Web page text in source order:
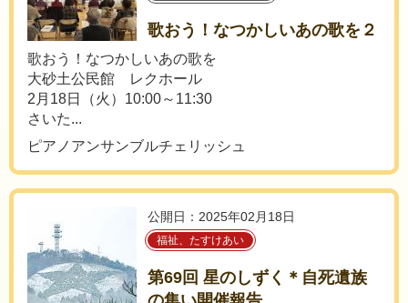
歌おう！なつかしいあの歌を２
歌おう！なつかしいあの歌を
大砂土公民館 レクホール
2月18日（火）10:00～11:30
さいた...
ピアノアンサンブルチェリッシュ
公開日：2025年02月18日
福祉、たすけあい
第69回 星のしずく＊自死遺族